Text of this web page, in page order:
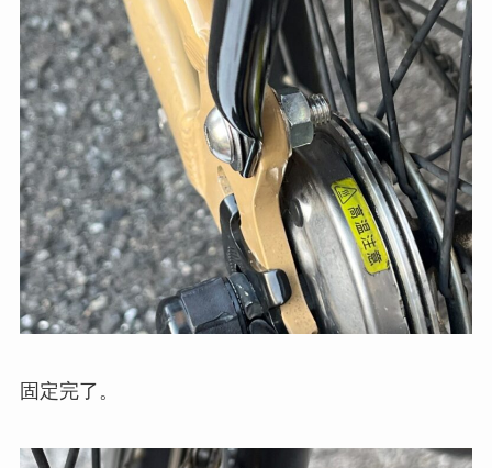
固定完了。